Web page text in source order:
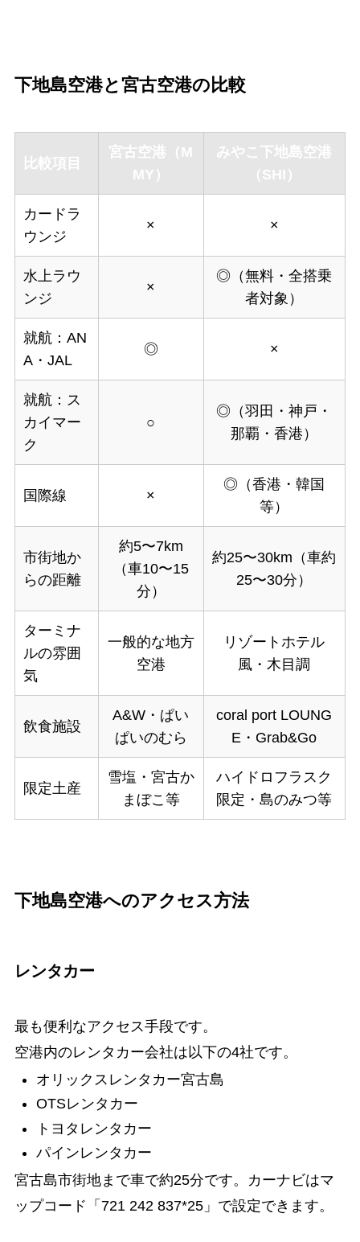
下地島空港と宮古空港の比較
比較項目
宮古空港（M
MY）
みやこ下地島空港
（SHI）
カードラ
ウンジ
× ×
水上ラウ
ンジ
×
◎（無料・全搭乗
者対象）
就航：AN
A・JAL
◎ ×
就航：ス
カイマー
ク
○
◎（羽田・神戸・
那覇・香港）
国際線 ×
◎（香港・韓国
等）
市街地か
らの距離
約5〜7km
（車10〜15
分）
約25〜30km（車約
25〜30分）
ターミナ
ルの雰囲
気
一般的な地方
空港
リゾートホテル
風・木目調
飲食施設
A&W・ぱい
ぱいのむら
coral port LOUNG
E・Grab&Go
限定土産
雪塩・宮古か
まぼこ等
ハイドロフラスク
限定・島のみつ等
下地島空港へのアクセス方法
レンタカー
最も便利なアクセス手段です。
空港内のレンタカー会社は以下の4社です。
オリックスレンタカー宮古島
OTSレンタカー
トヨタレンタカー
パインレンタカー
宮古島市街地まで車で約25分です。カーナビはマ
ップコード「721 242 837*25」で設定できます。